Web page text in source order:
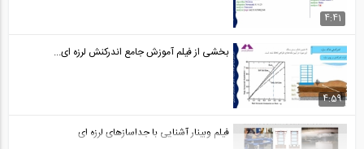
4:41
4:59
بخشی از فیلم آموزش جامع اندرکنش لرزه ای...
فیلم وبینار آشنایی با جداسازهای لرزه ای